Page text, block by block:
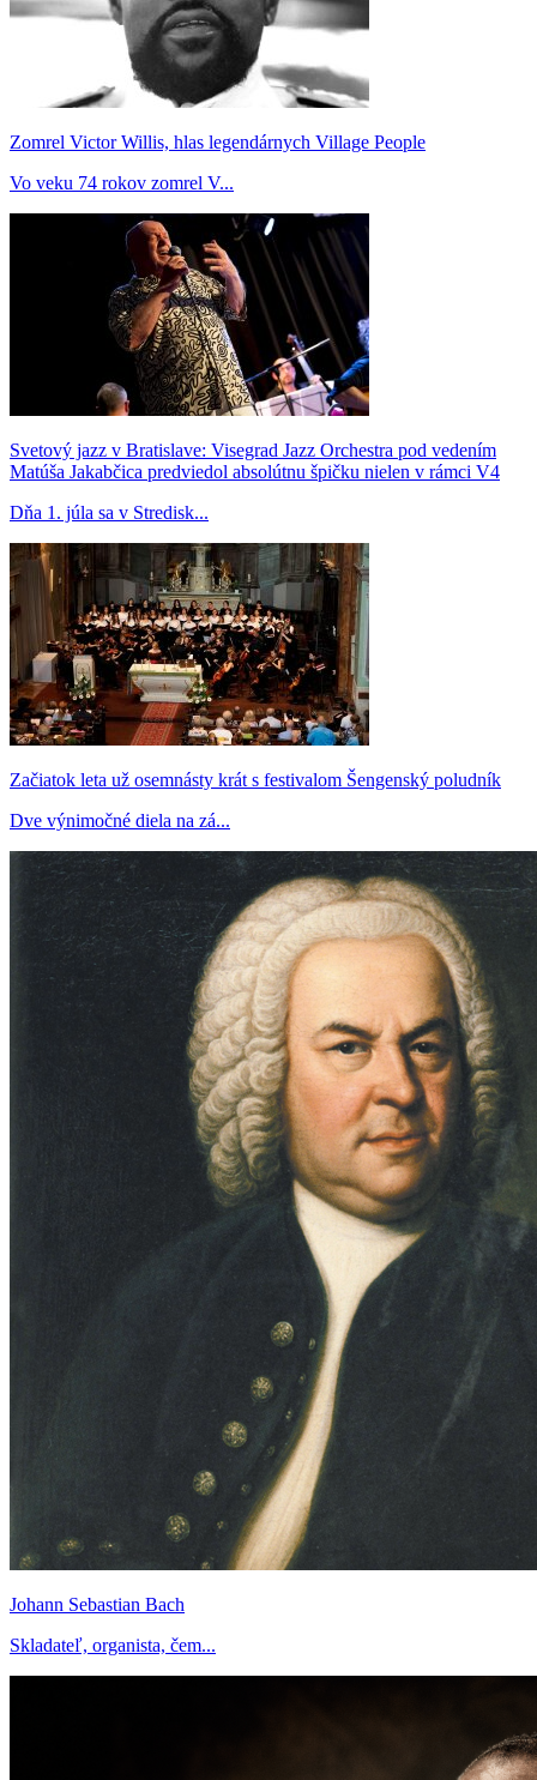
Zomrel Victor Willis, hlas legendárnych Village People
Vo veku 74 rokov zomrel V...
Svetový jazz v Bratislave: Visegrad Jazz Orchestra pod vedením
Matúša Jakabčica predviedol absolútnu špičku nielen v rámci V4
Dňa 1. júla sa v Stredisk...
Začiatok leta už osemnásty krát s festivalom Šengenský poludník
Dve výnimočné diela na zá...
Johann Sebastian Bach
Skladateľ, organista, čem...